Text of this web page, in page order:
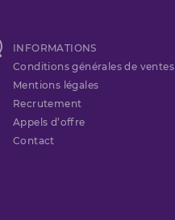
INFORMATIONS
Conditions générales de ventes
Mentions légales
Recrutement
Appels d’offre
Contact